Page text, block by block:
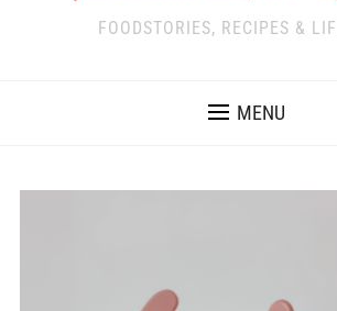
FOODSTORIES, RECIPES &
MENU